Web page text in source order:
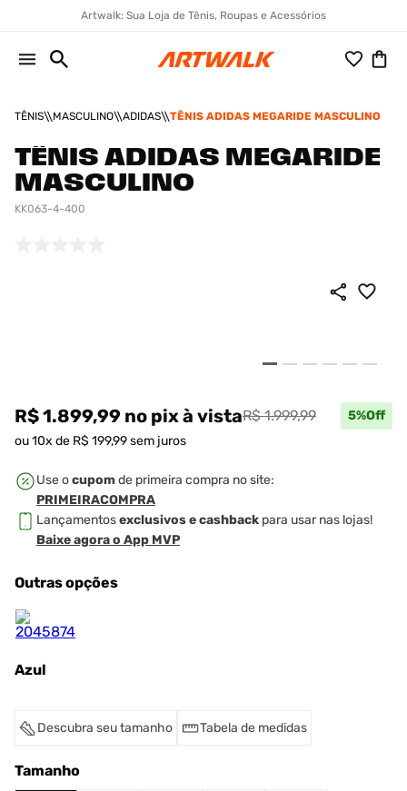
Artwalk: Sua Loja de Tênis, Roupas e Acessórios
TÊNIS MASCULINO ADIDAS TÊNIS ADIDAS MEGARIDE MASCULINO
TÊNIS ADIDAS MEGARIDE
MASCULINO
KK063-4-400
R$ 1.899,99 no pixà vistaR$ 1.999,99 5%Off
ou10x de R$ 199,99sem juros
Use ocupom de primeira compra no site:
PRIMEIRACOMPRA
Lançamentosexclusivos e cashback para usar nas lojas!
Baixe agora o App MVP
Outras opções
Azul
Descubra seu tamanho Tabela de medidas
Tamanho